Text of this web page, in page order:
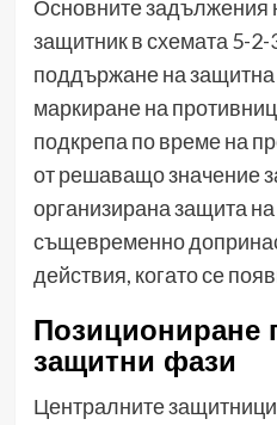
Основните задължения
защитник в схемата 5-
поддържане на
маркиране на
подкрепа по време на
от решаващо значение
организирана защита на
същевременно
действия, когато се
Позициониране
защитни фази
Централните